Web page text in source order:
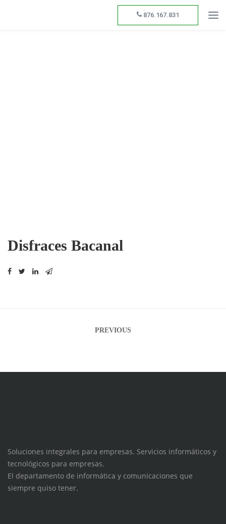
876.167.831
Disfraces Bacanal
PREVIOUS
Soluciones integrales para empresas. Servicios informáticos y
tecnológicos para empresas.
El departamento de informática y comunicaciones que
siempre quiso tener.